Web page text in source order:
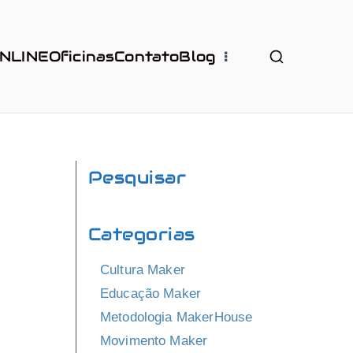
OficinasContatoBlog
Pesquisar
Categorias
Cultura Maker
Educação Maker
Metodologia MakerHouse
Movimento Maker